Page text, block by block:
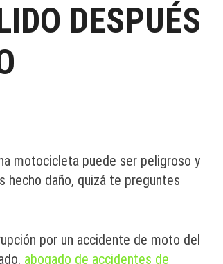
DESPUÉS
motocicleta puede ser peligroso y
hecho daño, quizá te preguntes
por un accidente de moto del
abogado de accidentes de